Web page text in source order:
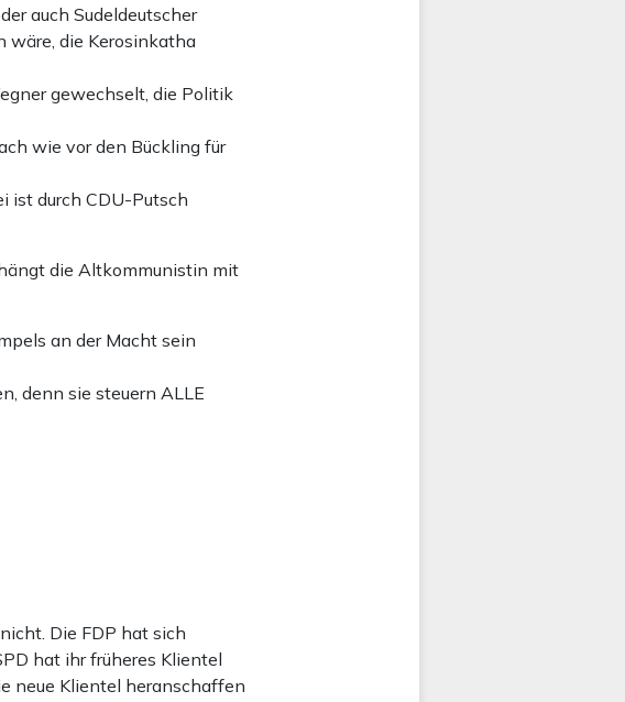
auch Sudeldeutscher
wäre, die Kerosinkatha
gewechselt, die Politik
wie vor den Bückling für
ist durch CDU-Putsch
die Altkommunistin mit
an der Macht sein
denn sie steuern ALLE
Die FDP hat sich
hat ihr früheres Klientel
neue Klientel heranschaffen